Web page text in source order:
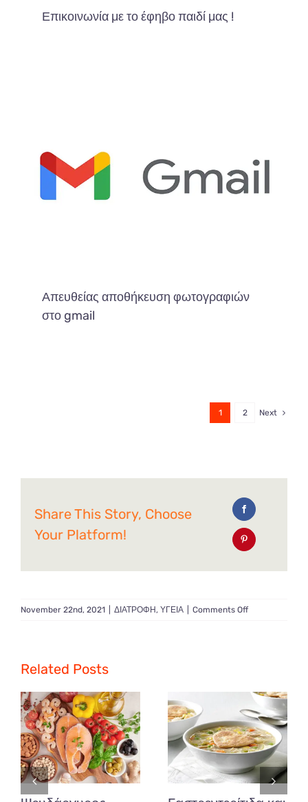
Επικοινωνία με το έφηβο παιδί μας !
Απευθείας αποθήκευση φωτογραφιών
στο gmail
1 2 Next
Share This Story, Choose
Your Platform!
November 22nd, 2021 ΔΙΑΤΡΟΦΗ, ΥΓΕΙΑ Comments Offon
Δίαιτα.
Related Posts